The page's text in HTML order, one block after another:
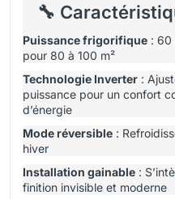
🔧
Puissance frigorifique : 60
pour 80 à 100 m²
Technologie Inverter :
puissance pour un confort
d’énergie
Mode réversible :
hiver
Installation gainable :
finition invisible et moderne